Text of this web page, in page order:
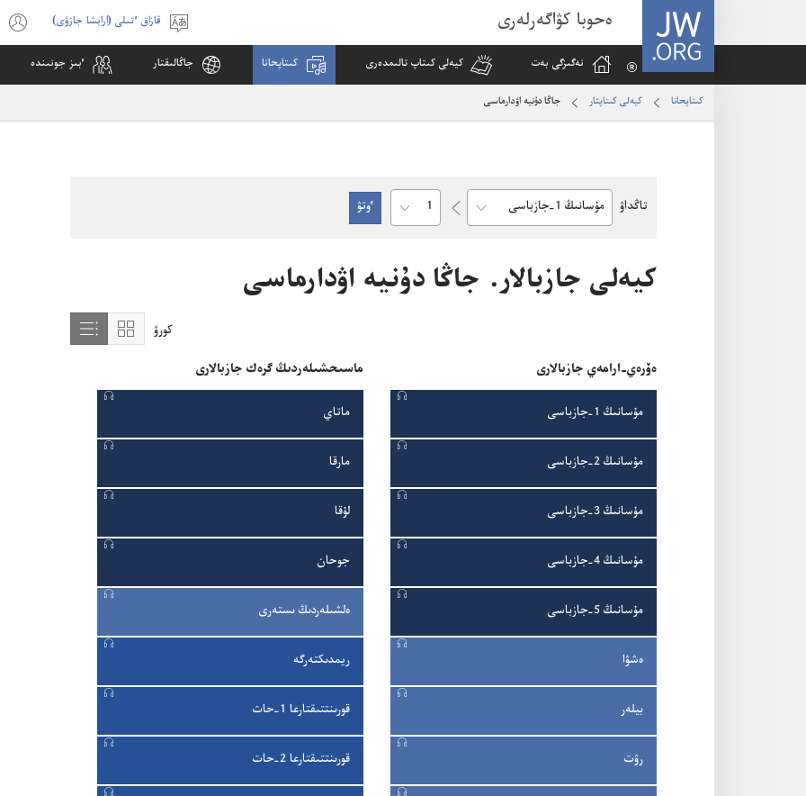
JW.ORG ەحوبا كۋاگەرلەرى
ٴتىلدى
تاڭداۋ
قازاق ٴتىلى (ارابشا جازۋى)
نە‌گىزگى بە‌ت كيە‌لى كىتاپ تالىمدە‌رى كىتاپحانا جاڭالىقتار ٴ‌بىز جونىندە
كىتاپحانا كيە‌لى كىتاپتار جاڭا دۇنيە اۋدارماسى
تاڭداۋ
Bible
Chapter
كيە‌لى جازبالار.‏ جاڭا دۇ‌نيە اۋدارماسى
كورۋ
Show
Grid
Show
ە‌ۆرە‌ي-‏ارامە‌ي جازبالارى
مۇ‌سانىڭ 1-‏جازباسى
مۇ‌سانىڭ 2-‏جازباسى
مۇ‌سانىڭ 3-‏جازباسى
مۇ‌سانىڭ 4-‏جازباسى
مۇ‌سانىڭ 5-‏جازباسى
ە‌شۋا
بيلە‌ر
رۋت
ماسىحشىلە‌ردىڭ گرە‌ك جازبالارى
ماتاي
مارقا
لۇ‌قا
جوحان
ە‌لشىلە‌ردىڭ ىستە‌رى
ريمدىكتە‌رگە
قورىنتتىقتارعا 1-‏حات
قورىنتتىقتارعا 2-‏حات